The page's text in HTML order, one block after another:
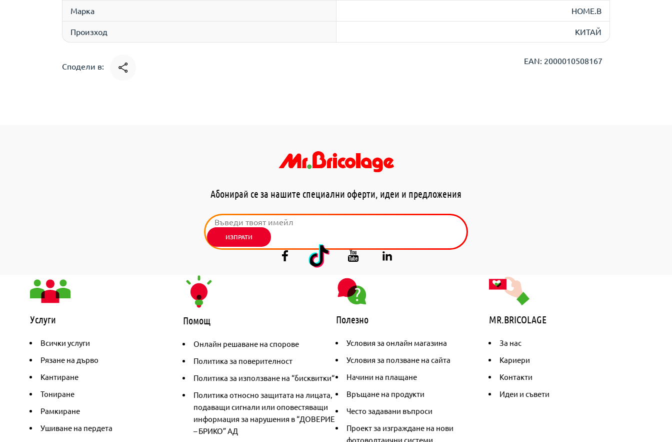
Марка HOME.B
Произход КИТАЙ
Сподели в:
EAN: 2000010508167
Абонирай се за нашите специални оферти, идеи и предложения
ИЗПРАТИ
Услуги
Всички услуги
Рязане на дърво
Кантиране
Тониране
Рамкиране
Ушиване на пердета
Помощ
Онлайн решаване на спорове
Политика за поверителност
Политика за използване на “бисквитки“
Политика относно защитата на лицата,
подаващи сигнали или оповестяващи
информация за нарушения в “ДОВЕРИЕ
– БРИКО” АД
Полезно
Условия за онлайн магазина
Условия за ползване на сайта
Начини на плащане
Връщане на продукти
Често задавани въпроси
Проект за изграждане на нови
фотоволтаични системи
MR.BRICOLAGE
За нас
Кариери
Контакти
Идеи и съвети